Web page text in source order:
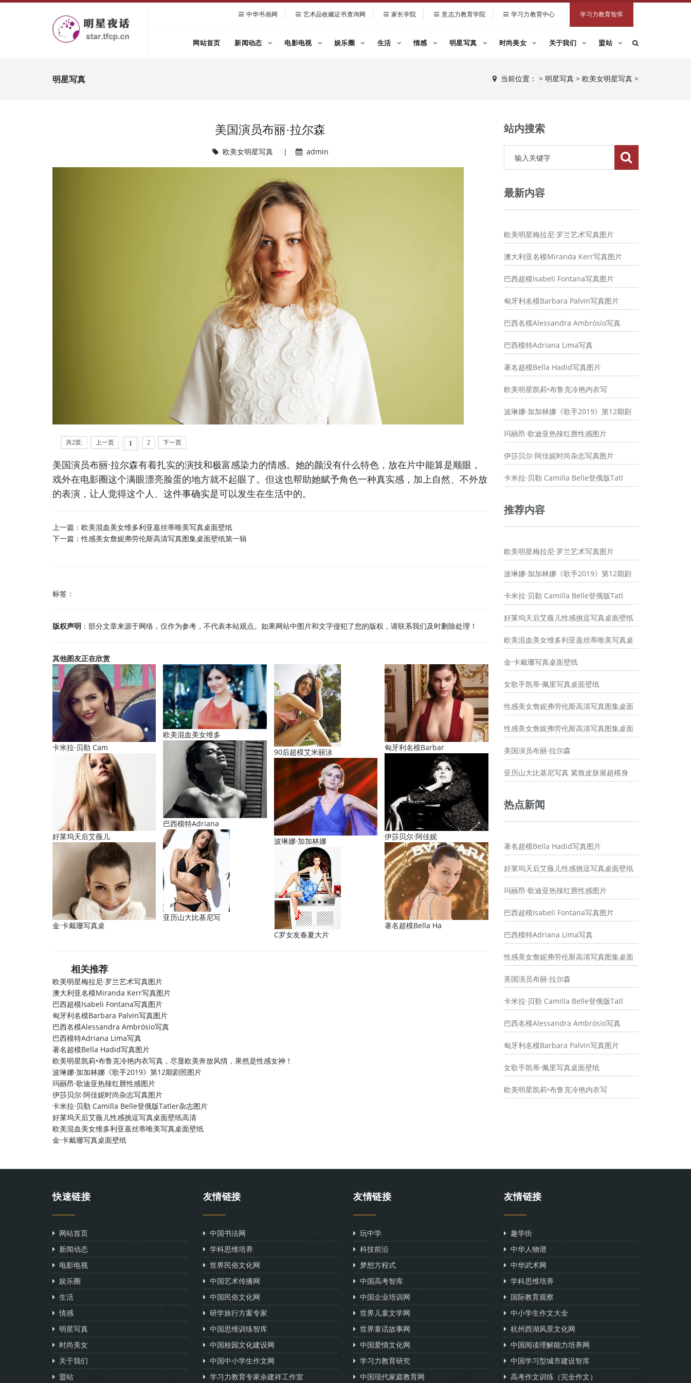
中华书画网 艺术品收藏证书查询网 家长学院 意志力教育学院 学习力教育中心 学习力教育智库
网站首页 新闻动态 电影电视 娱乐圈 生活 情感 明星写真 时尚美女 关于我们 盟站
明星写真 当前位置： > 明星写真 > 欧美女明星写真 >
美国演员布丽·拉尔森
欧美女明星写真| admin
共2页: 上一页 1 2 下一页
美国演员布丽·拉尔森有着扎实的演技和极富感染力的情感。她的颜没有什么特色，放在片中能算是顺眼，
戏外在电影圈这个满眼漂亮脸蛋的地方就不起眼了。但这也帮助她赋予角色一种真实感，加上自然、不外放
的表演，让人觉得这个人、这件事确实是可以发生在生活中的。
上一篇： 欧美混血美女维多利亚嘉丝蒂唯美写真桌面壁纸
下一篇：性感美女詹妮弗劳伦斯高清写真图集桌面壁纸第一辑
标签：
版权声明 ：部分文章来源于网络，仅作为参考，不代表本站观点。如果网站中图片和文字侵犯了您的版权，请联系我们及时删除处理！
其他图友正在欣赏
卡米拉·贝勒 Cam
好莱坞天后艾薇儿
金·卡戴珊写真桌
欧美混血美女维多
巴西模特Adriana
亚历山大比基尼写
90后超模艾米丽泳
波琳娜·加加林娜
C罗女友春夏大片
匈牙利名模Barbar
伊莎贝尔·阿佳妮
著名超模Bella Ha
相关推荐
欧美明星梅拉尼·罗兰艺术写真图片
澳大利亚名模Miranda Kerr写真图片
巴西超模Isabeli Fontana写真图片
匈牙利名模Barbara Palvin写真图片
巴西名模Alessandra Ambrósio写真
巴西模特Adriana Lima写真
著名超模Bella Hadid写真图片
欧美明星凯莉•布鲁克冷艳内衣写真，尽显欧美奔放风情，果然是性感女神！
波琳娜·加加林娜《歌手2019》第12期剧照图片
玛丽昂·歌迪亚热辣红唇性感图片
伊莎贝尔·阿佳妮时尚杂志写真图片
卡米拉·贝勒 Camilla Belle登俄版Tatler杂志图片
好莱坞天后艾薇儿性感挑逗写真桌面壁纸高清
欧美混血美女维多利亚嘉丝蒂唯美写真桌面壁纸
金·卡戴珊写真桌面壁纸
站内搜索
最新内容
欧美明星梅拉尼·罗兰艺术写真图片
澳大利亚名模Miranda Kerr写真图片
巴西超模Isabeli Fontana写真图片
匈牙利名模Barbara Palvin写真图片
巴西名模Alessandra Ambrósio写真
巴西模特Adriana Lima写真
著名超模Bella Hadid写真图片
欧美明星凯莉•布鲁克冷艳内衣写
波琳娜·加加林娜《歌手2019》第12期剧
玛丽昂·歌迪亚热辣红唇性感图片
伊莎贝尔·阿佳妮时尚杂志写真图片
卡米拉·贝勒 Camilla Belle登俄版Tatl
推荐内容
欧美明星梅拉尼·罗兰艺术写真图片
波琳娜·加加林娜《歌手2019》第12期剧
卡米拉·贝勒 Camilla Belle登俄版Tatl
好莱坞天后艾薇儿性感挑逗写真桌面壁纸
欧美混血美女维多利亚嘉丝蒂唯美写真桌
金·卡戴珊写真桌面壁纸
女歌手凯蒂·佩里写真桌面壁纸
性感美女詹妮弗劳伦斯高清写真图集桌面
性感美女詹妮弗劳伦斯高清写真图集桌面
美国演员布丽·拉尔森
亚历山大比基尼写真 紧致皮肤展超模身
热点新闻
著名超模Bella Hadid写真图片
好莱坞天后艾薇儿性感挑逗写真桌面壁纸
玛丽昂·歌迪亚热辣红唇性感图片
巴西超模Isabeli Fontana写真图片
巴西模特Adriana Lima写真
性感美女詹妮弗劳伦斯高清写真图集桌面
美国演员布丽·拉尔森
卡米拉·贝勒 Camilla Belle登俄版Tatl
巴西名模Alessandra Ambrósio写真
匈牙利名模Barbara Palvin写真图片
女歌手凯蒂·佩里写真桌面壁纸
欧美明星凯莉•布鲁克冷艳内衣写
快速链接
网站首页
新闻动态
电影电视
娱乐圈
生活
情感
明星写真
时尚美女
关于我们
盟站
友情链接
中国书法网
学科思维培养
世界民俗文化网
中国艺术传播网
中国民俗文化网
研学旅行方案专家
中国思维训练智库
中国校园文化建设网
中国中小学生作文网
学习力教育专家余建祥工作室
友情链接
玩中学
科技前沿
梦想方程式
中国高考智库
中国企业培训网
世界儿童文学网
世界童话故事网
中国爱情文化网
学习力教育研究
中国现代家庭教育网
友情链接
趣学街
中华人物谱
中华武术网
学科思维培养
国际教育观察
中小学生作文大全
杭州西湖风景文化网
中国阅读理解能力培养网
中国学习型城市建设智库
高考作文训练（完全作文）